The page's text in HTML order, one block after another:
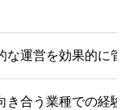
な運営を効果的に
き合う業種での経